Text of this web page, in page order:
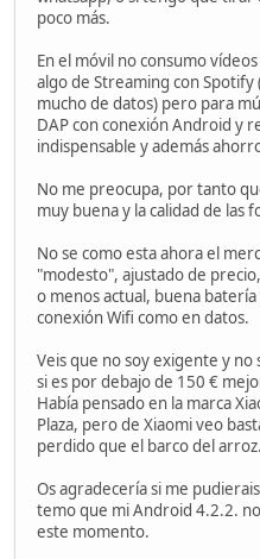
poco más.
En el móvil no consumo
algo de Streaming con
mucho de datos) pero para
DAP con conexión Android y
indispensable y además
No me preocupa, por tanto
muy buena y la calidad de las
No se como esta ahora el
"modesto", ajustado de
o menos actual, buena
conexión Wifi como en datos.
Veis que no soy exigente y
si es por debajo de 150 €
Había pensado en la marca
Plaza, pero de Xiaomi veo
perdido que el barco del arroz.
Os agradecería si me
temo que mi Android 4.2.2.
este momento.